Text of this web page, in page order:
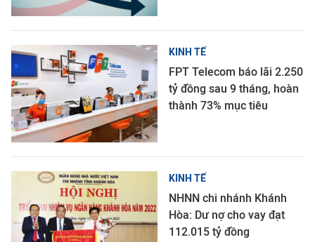
KINH TẾ
FPT Telecom báo lãi 2.250
tỷ đồng sau 9 tháng, hoàn
thành 73% mục tiêu
KINH TẾ
NHNN chi nhánh Khánh
Hòa: Dư nợ cho vay đạt
112.015 tỷ đồng